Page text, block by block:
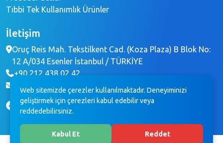
Prosedür Setler
İletişim
Oruç Reis Mah. Tekstilkent Cad. (Koza Plaza) B Blok No:
12 A/034 Esenler İstanbul / TÜRKİYE
info@brochemedikal.com
Web sitemizde çerezler kullanılmaktadır. Deneyiminizi
geliştirmek için çerezleri kabul edebilir veya
reddedebilirsiniz.
Kabul Et Reddet